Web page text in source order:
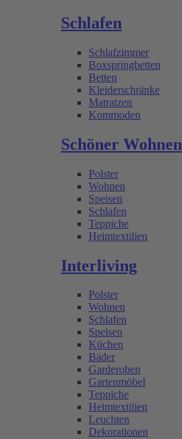
Schlafen
Schlafzimmer
Boxspringbetten
Betten
Kleiderschränke
Matratzen
Kommoden
Schöner Wohnen
Polster
Wohnen
Speisen
Schlafen
Teppiche
Heimtextilien
Interliving
Polster
Wohnen
Schlafen
Speisen
Küchen
Bäder
Garderoben
Gartenmöbel
Teppiche
Heimtextilien
Leuchten
Dekorationen